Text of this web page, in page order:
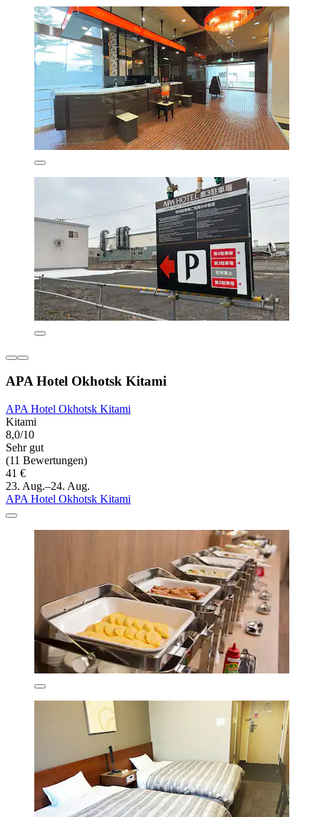
APA Hotel Okhotsk Kitami
APA Hotel Okhotsk Kitami
Kitami
8,0/10
Sehr gut
(11 Bewertungen)
41 €
23. Aug.–24. Aug.
APA Hotel Okhotsk Kitami